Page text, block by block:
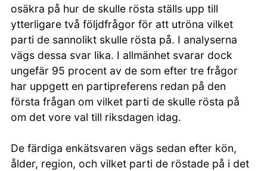
osäkra på hur de skulle rösta ställs upp till
ytterligare två följdfrågor för att utröna vilket
parti de sannolikt skulle rösta på. I analyserna
vägs dessa svar lika. I allmänhet svarar dock
ungefär 95 procent av de som efter tre frågor
har uppgett en partipreferens redan på den
första frågan om vilket parti de skulle rösta på
om det vore val till riksdagen idag.
De färdiga enkätsvaren vägs sedan efter kön,
ålder, region, och vilket parti de röstade på i det